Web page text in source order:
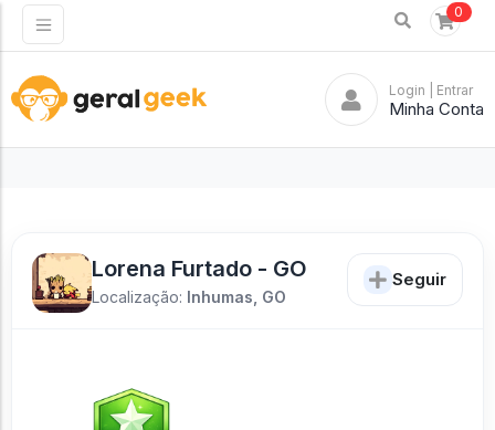
0
Login | Entrar
Minha Conta
Lorena Furtado - GO
Localização: Inhumas, GO
Seguir